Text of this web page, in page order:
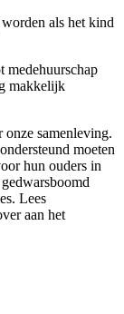
als het kind
medehuurschap
makkelijk
samenleving.
moeten
hun ouders in
Lees
aan het